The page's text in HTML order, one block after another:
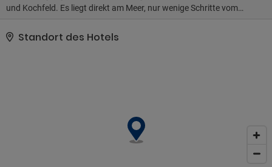
und Kochfeld. Es liegt direkt am Meer, nur wenige Schritte vom
Pignataro und Marina Lunga. The Pomice Studio is a hotel.
Standort des Hotels